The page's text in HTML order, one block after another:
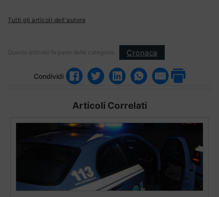
Tutti gli articoli dell'autore
Questo articolo fa parte delle categorie: Cronaca
Condividi
Articoli Correlati